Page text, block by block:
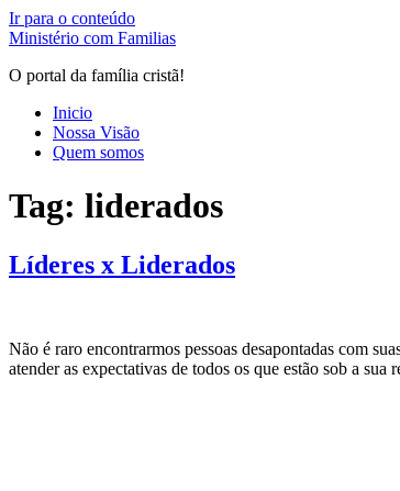
Ir para o conteúdo
Ministério com Familias
O portal da família cristã!
Inicio
Nossa Visão
Quem somos
Tag: liderados
Líderes x Liderados
Não é raro encontrarmos pessoas desapontadas com
atender as expectativas de todos os que estão sob a